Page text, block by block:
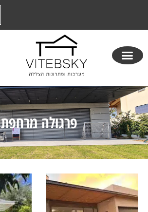
פרגולה מרחפת